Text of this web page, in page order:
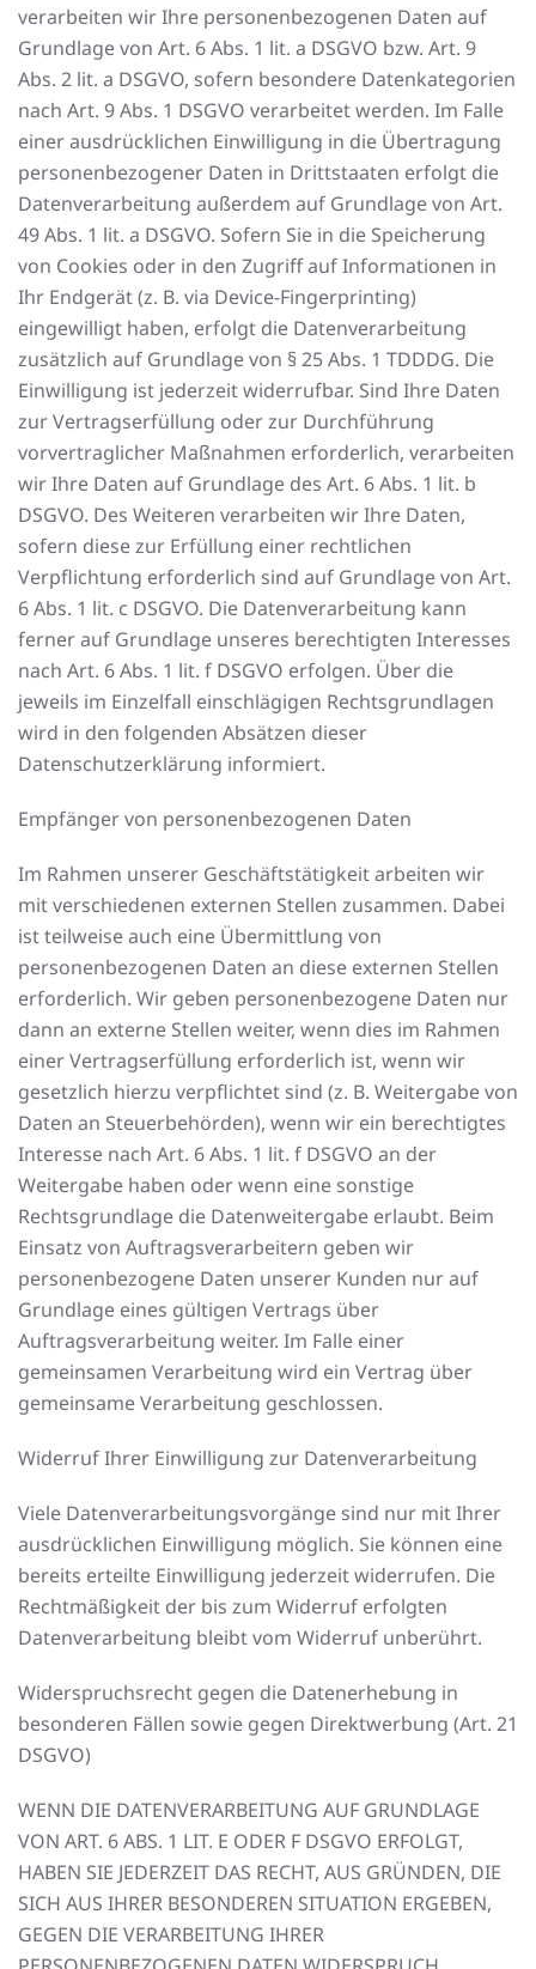
verarbeiten wir Ihre personenbezogenen Daten auf
Grundlage von Art. 6 Abs. 1 lit. a DSGVO bzw. Art. 9
Abs. 2 lit. a DSGVO, sofern besondere Datenkategorien
nach Art. 9 Abs. 1 DSGVO verarbeitet werden. Im Falle
einer ausdrücklichen Einwilligung in die Übertragung
personenbezogener Daten in Drittstaaten erfolgt die
Datenverarbeitung außerdem auf Grundlage von Art.
49 Abs. 1 lit. a DSGVO. Sofern Sie in die Speicherung
von Cookies oder in den Zugriff auf Informationen in
Ihr Endgerät (z. B. via Device-Fingerprinting)
eingewilligt haben, erfolgt die Datenverarbeitung
zusätzlich auf Grundlage von § 25 Abs. 1 TDDDG. Die
Einwilligung ist jederzeit widerrufbar. Sind Ihre Daten
zur Vertragserfüllung oder zur Durchführung
vorvertraglicher Maßnahmen erforderlich, verarbeiten
wir Ihre Daten auf Grundlage des Art. 6 Abs. 1 lit. b
DSGVO. Des Weiteren verarbeiten wir Ihre Daten,
sofern diese zur Erfüllung einer rechtlichen
Verpflichtung erforderlich sind auf Grundlage von Art.
6 Abs. 1 lit. c DSGVO. Die Datenverarbeitung kann
ferner auf Grundlage unseres berechtigten Interesses
nach Art. 6 Abs. 1 lit. f DSGVO erfolgen. Über die
jeweils im Einzelfall einschlägigen Rechtsgrundlagen
wird in den folgenden Absätzen dieser
Datenschutzerklärung informiert.
Empfänger von personenbezogenen Daten
Im Rahmen unserer Geschäftstätigkeit arbeiten wir
mit verschiedenen externen Stellen zusammen. Dabei
ist teilweise auch eine Übermittlung von
personenbezogenen Daten an diese externen Stellen
erforderlich. Wir geben personenbezogene Daten nur
dann an externe Stellen weiter, wenn dies im Rahmen
einer Vertragserfüllung erforderlich ist, wenn wir
gesetzlich hierzu verpflichtet sind (z. B. Weitergabe von
Daten an Steuerbehörden), wenn wir ein berechtigtes
Interesse nach Art. 6 Abs. 1 lit. f DSGVO an der
Weitergabe haben oder wenn eine sonstige
Rechtsgrundlage die Datenweitergabe erlaubt. Beim
Einsatz von Auftragsverarbeitern geben wir
personenbezogene Daten unserer Kunden nur auf
Grundlage eines gültigen Vertrags über
Auftragsverarbeitung weiter. Im Falle einer
gemeinsamen Verarbeitung wird ein Vertrag über
gemeinsame Verarbeitung geschlossen.
Widerruf Ihrer Einwilligung zur Datenverarbeitung
Viele Datenverarbeitungsvorgänge sind nur mit Ihrer
ausdrücklichen Einwilligung möglich. Sie können eine
bereits erteilte Einwilligung jederzeit widerrufen. Die
Rechtmäßigkeit der bis zum Widerruf erfolgten
Datenverarbeitung bleibt vom Widerruf unberührt.
Widerspruchsrecht gegen die Datenerhebung in
besonderen Fällen sowie gegen Direktwerbung (Art. 21
DSGVO)
WENN DIE DATENVERARBEITUNG AUF GRUNDLAGE
VON ART. 6 ABS. 1 LIT. E ODER F DSGVO ERFOLGT,
HABEN SIE JEDERZEIT DAS RECHT, AUS GRÜNDEN, DIE
SICH AUS IHRER BESONDEREN SITUATION ERGEBEN,
GEGEN DIE VERARBEITUNG IHRER